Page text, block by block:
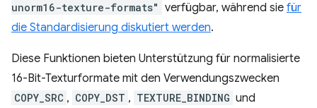
unorm16-texture-formats" verfügbar, während sie für
die Standardisierung diskutiert werden.
Diese Funktionen bieten Unterstützung für normalisierte
16-Bit-Texturformate mit den Verwendungszwecken
COPY_SRC , COPY_DST , TEXTURE_BINDING und